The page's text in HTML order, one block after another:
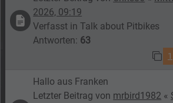
2026, 09:19
Verfasst inTalk about Pitbikes
Antworten: 63
1
Hallo aus Franken
Letzter Beitrag von mrbird1982 «